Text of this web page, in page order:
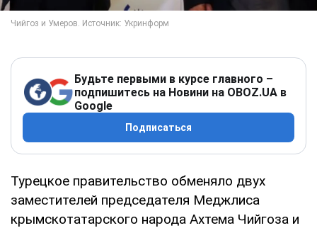
Будьте первыми в курсе главного –
подпишитесь на Новини на OBOZ.UA в
Google
Подписаться
Турецкое правительство обменяло двух
заместителей председателя Меджлиса
крымскотатарского народа Ахтема Чийгоза и